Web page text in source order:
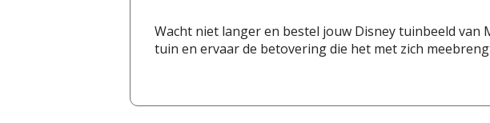
Wacht niet langer en bestel jouw Disney tuinbeeld van
tuin en ervaar de betovering die het met zich